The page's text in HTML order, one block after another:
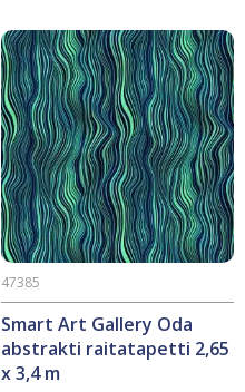
Smart Art Gallery Oda
abstrakti raitatapetti 2,65
x 3,4 m
47385